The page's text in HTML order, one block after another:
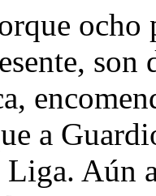
ocho
a
Liga. Aún